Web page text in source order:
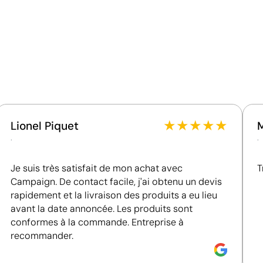
Fournisseur lié à une usine auditée selon une norme
reconnue, garantissant la vérification des
conditions de travail.
Fournisseur certifié ISO 45001, attestant d'un
système de management de la santé et de la
sécurité au travail.
Lionel Piquet
.
★★★★★
Je suis très satisfait de mon achat avec
Campaign. De contact facile, j'ai obtenu un devis
rapidement et la livraison des produits a eu lieu
avant la date annoncée. Les produits sont
conformes à la commande. Entreprise à
recommander.
.